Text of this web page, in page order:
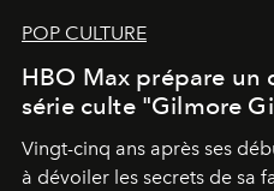
POP CULTURE
HBO Max prépare un
série culte "Gilmore
Vingt-cinq ans après ses
à dévoiler les secrets de sa